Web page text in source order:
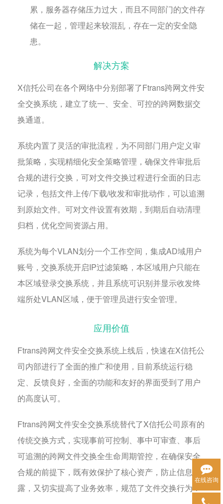
累，服务器存储压力过大，而且不同部门的文件存
储在一起，管理起来较混乱，存在一定的安全隐
患。
解决方案
X信托公司在各个网络中分别部署了Ftrans跨网文件安
全交换系统，建立了统一、安全、可控的跨网数据交
换通道。
系统内置了灵活的审批流程，为不同部门用户定义审
批策略，实现精细化安全策略管理，确保文件审批后
合规的进行交换，可对文件交换过程进行全面的日志
记录，包括文件上传/下载/收发和审批动作，可以追溯
到原始文件。可对文件设置有效期，到期后自动清理
归档，优化空间资源占用。
系统为每个VLAN划分一个工作空间，集成AD域用户
账号，交换系统开启IP过滤策略，本区域用户只能在
本区域登录交换系统，并且系统可识别并显示收发终
端所处VLAN区域，便于管理员进行安全管理。
应用价值
Ftrans跨网文件安全交换系统上线后，快速在X信托公
司内部进行了全面的推广和使用，目前系统运行稳
定、反馈良好，全面的功能和友好的界面受到了用户
的高度认可。
Ftrans跨网文件安全交换系统替代了X信托公司原有的
传统交换方式，实现事前可控制、事中可审查、事后
可追溯的跨网文件交换全生命周期管控，在确保安全
合规的前提下，既有效保护了核心资产，防止信息泄
露，又切实提高了业务效率，规范了文件交换行为！
在线咨询